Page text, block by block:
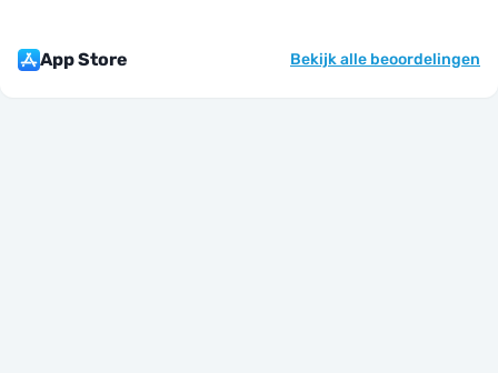
App Store Bekijk alle beoordelingen